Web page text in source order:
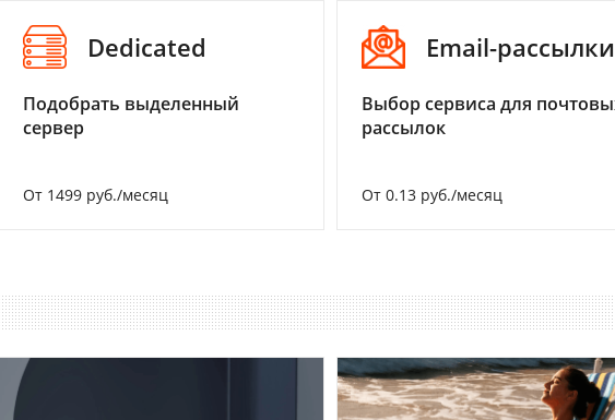
Dedicated
Подобрать выделенный
сервер
От 1499 руб./месяц
Email-рассылки
Выбор сервиса для
рассылок
От 0.13 руб./месяц